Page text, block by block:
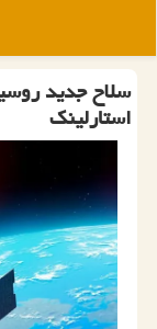
سلاح جدید
استارلینک